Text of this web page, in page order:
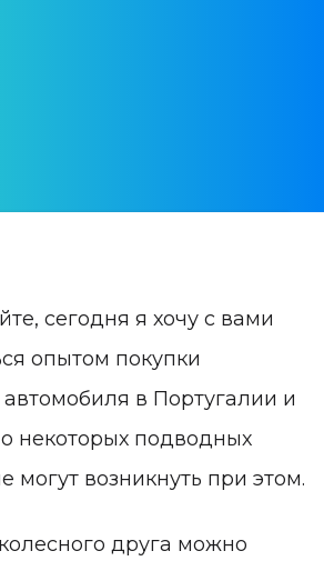
сегодня я хочу с вами
опытом покупки
в Португалии и
некоторых подводных
могут возникнуть при этом.
друга можно